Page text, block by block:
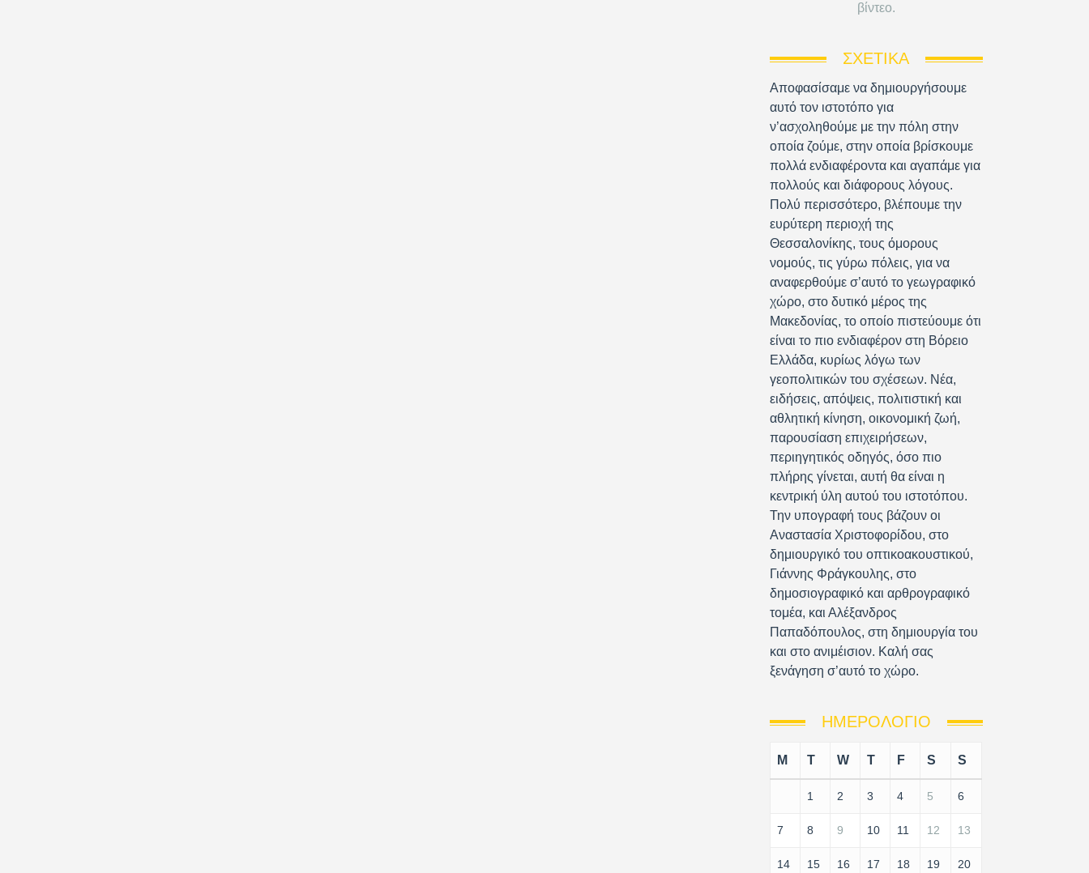
βίντεο.
ΣΧΕΤΙΚΆ
Αποφασίσαμε να δημιουργήσουμε
αυτό τον ιστοτόπο για
ν’ασχοληθούμε με την πόλη στην
οποία ζούμε, στην οποία βρίσκουμε
πολλά ενδιαφέροντα και αγαπάμε για
πολλούς και διάφορους λόγους.
Πολύ περισσότερο, βλέπουμε την
ευρύτερη περιοχή της
Θεσσαλονίκης, τους όμορους
νομούς, τις γύρω πόλεις, για να
αναφερθούμε σ’αυτό το γεωγραφικό
χώρο, στο δυτικό μέρος της
Μακεδονίας, το οποίο πιστεύουμε ότι
είναι το πιο ενδιαφέρον στη Βόρειο
Ελλάδα, κυρίως λόγω των
γεοπολιτικών του σχέσεων. Νέα,
ειδήσεις, απόψεις, πολιτιστική και
αθλητική κίνηση, οικονομική ζωή,
παρουσίαση επιχειρήσεων,
περιηγητικός οδηγός, όσο πιο
πλήρης γίνεται, αυτή θα είναι η
κεντρική ύλη αυτού του ιστοτόπου.
Την υπογραφή τους βάζουν οι
Αναστασία Χριστοφορίδου, στο
δημιουργικό του οπτικοακουστικού,
Γιάννης Φράγκουλης, στο
δημοσιογραφικό και αρθρογραφικό
τομέα, και Αλέξανδρος
Παπαδόπουλος, στη δημιουργία του
και στο ανιμέισιον. Καλή σας
ξενάγηση σ’αυτό το χώρο.
ΗΜΕΡΟΛΌΓΙΟ
M T W T F S S
1 2 3 4 5 6
7 8 9 10 11 12 13
14 15 16 17 18 19 20